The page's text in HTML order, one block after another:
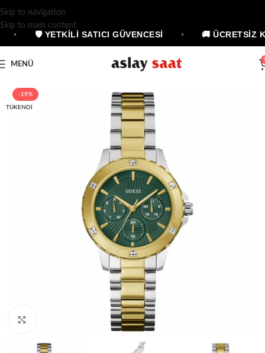
Skip to navigation
Skip to main content
🛡 YETKİLİ SATICI GÜVENCESİ 🚚 ÜCRETSİZ
MENÜ
-19%
TÜKENDI